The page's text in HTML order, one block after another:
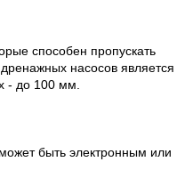
способен пропускать
насосов является
- до 100 мм.
быть электронным или